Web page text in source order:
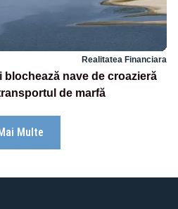
Realitatea Financiara
blochează nave de croazieră
de marfă
Mai Multe